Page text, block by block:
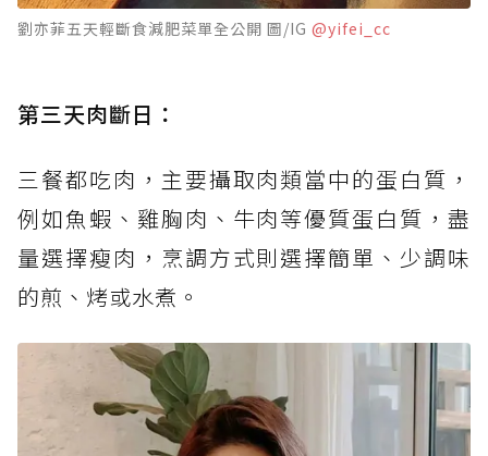
劉亦菲五天輕斷食減肥菜單全公開 圖/IG @yifei_cc
第三天肉斷日：
三餐都吃肉，主要攝取肉類當中的蛋白質，
例如魚蝦、雞胸肉、牛肉等優質蛋白質，盡
量選擇瘦肉，烹調方式則選擇簡單、少調味
的煎、烤或水煮。